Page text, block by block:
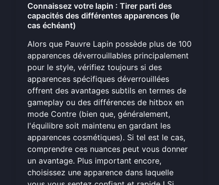
Connaissez votre lapin : Tirer parti des
capacités des différentes apparences (le
cas échéant)
Alors que Pauvre Lapin possède plus de 100
apparences déverrouillables principalement
pour le style, vérifiez toujours si des
apparences spécifiques déverrouillées
offrent des avantages subtils en termes de
gameplay ou des différences de hitbox en
mode Contre (bien que, généralement,
l'équilibre soit maintenu en gardant les
apparences cosmétiques). Si tel est le cas,
comprendre ces nuances peut vous donner
un avantage. Plus important encore,
choisissez une apparence dans laquelle